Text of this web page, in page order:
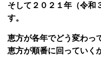
そして２０２１年（令和
す。
恵方が各年でどう変わっ
恵方が順番に回っていく